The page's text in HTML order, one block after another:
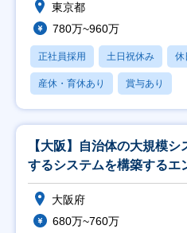
東京都
780万~960万
正社員採用 土日祝休み 休
産休・育休あり 賞与あり
【大阪】自治体の大規模
するシステムを構築するエ
大阪府
680万~760万